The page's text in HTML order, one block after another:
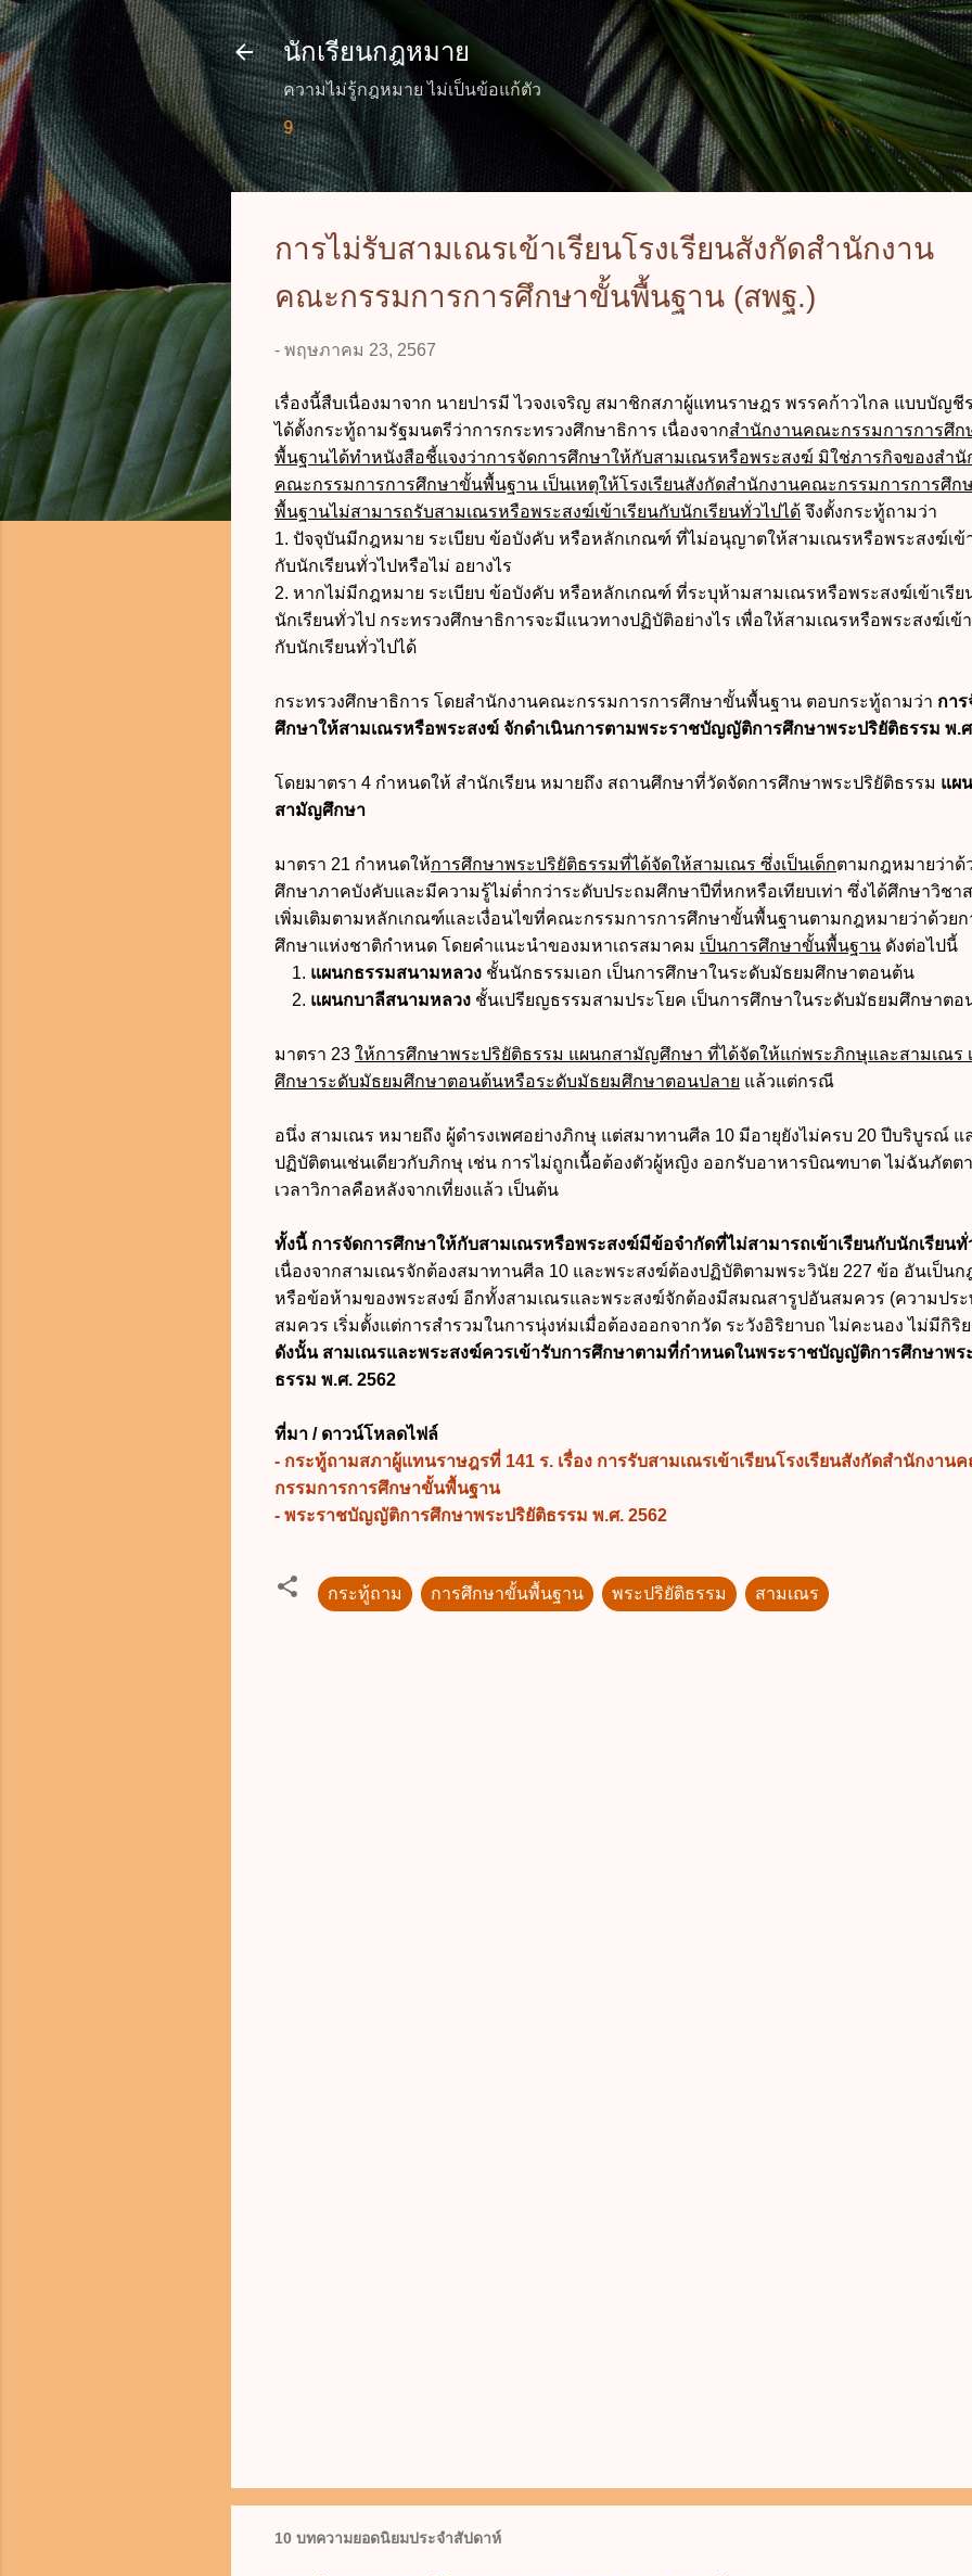
ข้ามไปที่เนื้อหาหลัก
นักเรียนกฎหมาย
ความไม่รู้กฎหมาย ไม่เป็นข้อแก้ตัว
การไม่รับสามเณรเข้าเรียนโรงเรียนสังกัดสำนักงาน
คณะกรรมการการศึกษาขั้นพื้นฐาน (สพฐ.)
- พฤษภาคม 23, 2567
เรื่องนี้สืบเนื่องมาจาก นายปารมี ไวจงเจริญ สมาชิกสภาผู้แทนราษฎร พรรคก้าวไกล แบบบัญชี
ได้ตั้งกระทู้ถามรัฐมนตรีว่าการกระทรวงศึกษาธิการ เนื่องจากสำนักงานคณะกรรมการการศึก
พื้นฐานได้ทำหนังสือชี้แจงว่าการจัดการศึกษาให้กับสามเณรหรือพระสงฆ์ มิใช่ภารกิจของสำนั
คณะกรรมการการศึกษาขั้นพื้นฐาน เป็นเหตุให้โรงเรียนสังกัดสำนักงานคณะกรรมการการศึก
พื้นฐานไม่สามารถรับสามเณรหรือพระสงฆ์เข้าเรียนกับนักเรียนทั่วไปได้ จึงตั้งกระทู้ถามว่า
1. ปัจจุบันมีกฎหมาย ระเบียบ ข้อบังคับ หรือหลักเกณฑ์ ที่ไม่อนุญาตให้สามเณรหรือพระสงฆ์เข้
กับนักเรียนทั่วไปหรือไม่ อยางไร
2. หากไม่มีกฎหมาย ระเบียบ ข้อบังคับ หรือหลักเกณฑ์ ที่ระบุห้ามสามเณรหรือพระสงฆ์เข้าเรีย
นักเรียนทั่วไป กระทรวงศึกษาธิการจะมีแนวทางปฏิบัติอย่างไร เพื่อให้สามเณรหรือพระสงฆ์เข้า
กับนักเรียนทั่วไปได้
กระทรวงศึกษาธิการ โดยสำนักงานคณะกรรมการการศึกษาขั้นพื้นฐาน ตอบกระทู้ถามว่า การ
ศึกษาให้สามเณรหรือพระสงฆ์ จักดำเนินการตามพระราชบัญญัติการศึกษาพระปริยัติธรรม พ.ศ
โดยมาตรา 4 กำหนดให้ สำนักเรียน หมายถึง สถานศึกษาที่วัดจัดการศึกษาพระปริยัติธรรม แผ
สามัญศึกษา
มาตรา 21 กำหนดให้การศึกษาพระปริยัติธรรมที่ได้จัดให้สามเณร ซึ่งเป็นเด็กตามกฎหมายว่าด้
ศึกษาภาคบังคับและมีความรู้ไม่ต่ำกว่าระดับประถมศึกษาปีที่หกหรือเทียบเท่า ซึ่งได้ศึกษาวิชา
เพิ่มเติมตามหลักเกณฑ์และเงื่อนไขที่คณะกรรมการการศึกษาขั้นพื้นฐานตามกฎหมายว่าด้วยก
ศึกษาแห่งชาติกำหนด โดยคำแนะนำของมหาเถรสมาคม เป็นการศึกษาขั้นพื้นฐาน ดังต่อไปนี้
1. แผนกธรรมสนามหลวง ชั้นนักธรรมเอก เป็นการศึกษาในระดับมัธยมศึกษาตอนต้น
2. แผนกบาลีสนามหลวง ชั้นเปรียญธรรมสามประโยค เป็นการศึกษาในระดับมัธยมศึกษาตอ
มาตรา 23 ให้การศึกษาพระปริยัติธรรม แผนกสามัญศึกษา ที่ได้จัดให้แก่พระภิกษุและสามเณร
ศึกษาระดับมัธยมศึกษาตอนต้นหรือระดับมัธยมศึกษาตอนปลาย แล้วแต่กรณี
อนึ่ง สามเณร หมายถึง ผู้ดำรงเพศอย่างภิกษุ แต่สมาทานศีล 10 มีอายุยังไม่ครบ 20 ปีบริบูรณ์ แ
ปฏิบัติตนเช่นเดียวกับภิกษุ เช่น การไม่ถูกเนื้อต้องตัวผู้หญิง ออกรับอาหารบิณฑบาต ไม่ฉันภัตต
เวลาวิกาลคือหลังจากเที่ยงแล้ว เป็นต้น
ทั้งนี้ การจัดการศึกษาให้กับสามเณรหรือพระสงฆ์มีข้อจำกัดที่ไม่สามารถเข้าเรียนกับนักเรียนทั่
เนื่องจากสามเณรจักต้องสมาทานศีล 10 และพระสงฆ์ต้องปฏิบัติตามพระวินัย 227 ข้อ อันเป็น
หรือข้อห้ามของพระสงฆ์ อีกทั้งสามเณรและพระสงฆ์จักต้องมีสมณสารูปอันสมควร (ความปร
สมควร เริ่มตั้งแต่การสำรวมในการนุ่งห่มเมื่อต้องออกจากวัด ระวังอิริยาบถ ไม่คะนอง ไม่มีกิริ
ดังนั้น สามเณรและพระสงฆ์ควรเข้ารับการศึกษาตามที่กำหนดในพระราชบัญญัติการศึกษาพร
ธรรม พ.ศ. 2562
ที่มา / ดาวน์โหลดไฟล์
- กระทู้ถามสภาผู้แทนราษฎรที่ 141 ร. เรื่อง การรับสามเณรเข้าเรียนโรงเรียนสังกัดสำนักงาน
กรรมการการศึกษาขั้นพื้นฐาน
- พระราชบัญญัติการศึกษาพระปริยัติธรรม พ.ศ. 2562
กระทู้ถาม การศึกษาขั้นพื้นฐาน พระปริยัติธรรม สามเณร
10 บทความยอดนิยมประจำสัปดาห์